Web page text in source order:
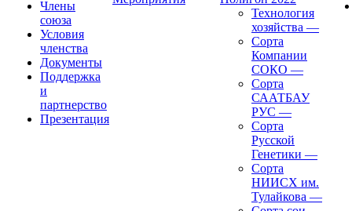
Члены
союза
Условия
членства
Документы
Поддержка
и
партнерство
Презентация
Технология
хозяйства —
Сорта
Компании
СОКО —
Сорта
СААТБАУ
РУС —
Сорта
Русской
Генетики —
Сорта
НИИСХ им.
Тулайкова —